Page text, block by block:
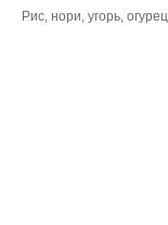
Рис, нори, угорь,